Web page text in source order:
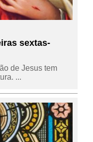
sextas-
de Jesus tem
...